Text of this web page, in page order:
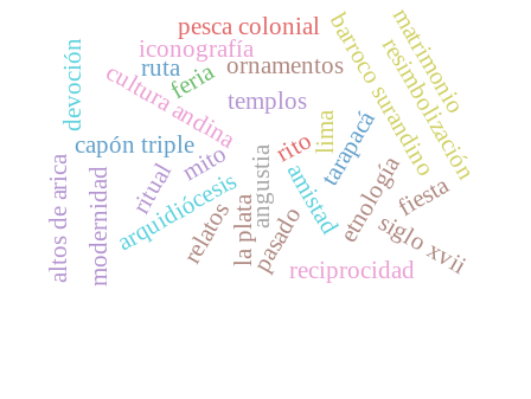
etnología
amistad
mito
cultura andina
angustia
ruta
templos
iconografía
ornamentosbarroco surandino
capón triple
arquidiócesis
lima
la plata siglo xvii
pesca colonial
tarapacáresimbolización
matrimonio
altos de arica
devoción
relatos
modernidad pasado
fiesta
feria
reciprocidad
ritual
rito